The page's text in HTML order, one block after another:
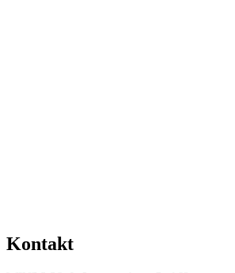
Kontakt